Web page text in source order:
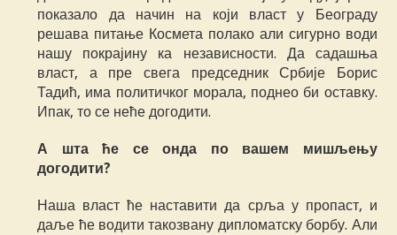
показало да начин на који власт у Београду
решава питање Космета полако али сигурно води
нашу покрајину ка независности. Да садашња
власт, а пре свега председник Србије Борис
Тадић, има политичког морала, поднео би оставку.
Ипак, то се неће догодити.
А шта ће се онда по вашем мишљењу
догодити?
Наша власт ће наставити да срља у пропаст, и
даље ће водити такозвану дипломатску борбу. Али